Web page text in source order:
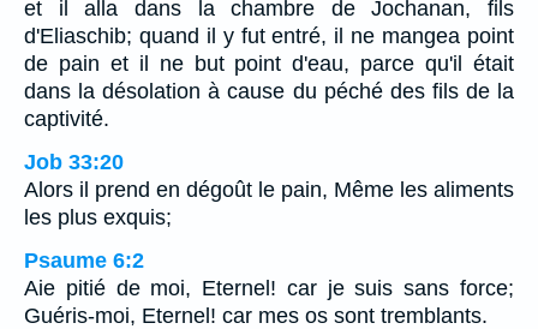
et il alla dans la chambre de Jochanan, fils
d'Eliaschib; quand il y fut entré, il ne mangea point
de pain et il ne but point d'eau, parce qu'il était
dans la désolation à cause du péché des fils de la
captivité.
Job 33:20
Alors il prend en dégoût le pain, Même les aliments
les plus exquis;
Psaume 6:2
Aie pitié de moi, Eternel! car je suis sans force;
Guéris-moi, Eternel! car mes os sont tremblants.